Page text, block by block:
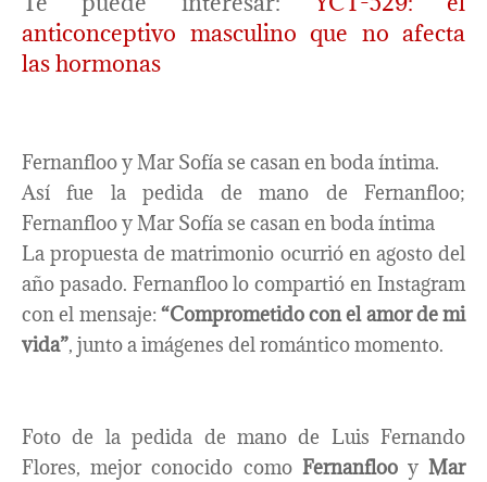
anticonceptivo masculino que no afecta
las hormonas
Fernanfloo y Mar Sofía se casan en boda íntima.
Así fue la pedida de mano de Fernanfloo;
Fernanfloo y Mar Sofía se casan en boda íntima
La propuesta de matrimonio ocurrió en agosto del
año pasado. Fernanfloo lo compartió en Instagram
con el mensaje: “Comprometido con el amor de mi
vida”, junto a imágenes del romántico momento.
Foto de la pedida de mano de Luis Fernando
Flores, mejor conocido como FernanflooyMar